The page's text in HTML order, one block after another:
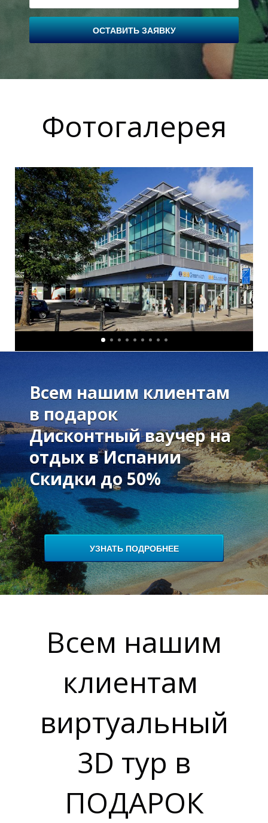
А
В
И
А
В
И
ОСТАВИТЬ ЗАЯВКУ
Фотогалерея
Всем нашим клиентам
в подарок
Дисконтный ваучер на
отдых в Испании
Скидки до 50%
УЗНАТЬ ПОДРОБНЕЕ
Всем нашим
клиентам
виртуальный
3D тур в
ПОДАРОК